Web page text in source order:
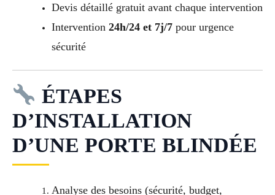
Devis détaillé gratuit avant chaque intervention
Intervention 24h/24 et 7j/7pour urgence
sécurité
ÉTAPES
D’INSTALLATION
D’UNE PORTE BLINDÉE
Analyse des besoins (sécurité, budget,